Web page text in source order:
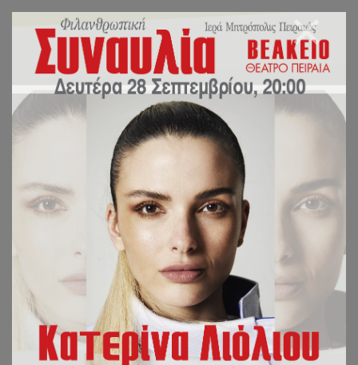
ΕΥΡΩΠΗ QUO VADIS?
(Αναφορά στις τραγικές
και μη αναστρέψιμες
επιπτώσεις από την
ισλαμοποίηση της
Ευρώπης).